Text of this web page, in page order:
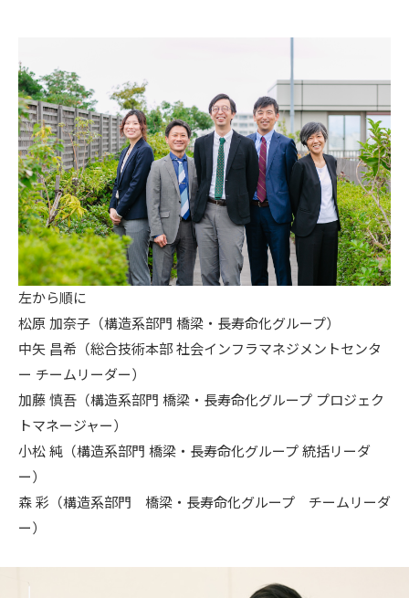
左から順に
松原 加奈子（構造系部門 橋梁・長寿命化グループ）
中矢 昌希（総合技術本部 社会インフラマネジメントセンタ
ー チームリーダー）
加藤 慎吾（構造系部門 橋梁・長寿命化グループ プロジェク
トマネージャー）
小松 純（構造系部門 橋梁・長寿命化グループ 統括リーダ
ー）
森 彩（構造系部門 橋梁・長寿命化グループ チームリーダ
ー）